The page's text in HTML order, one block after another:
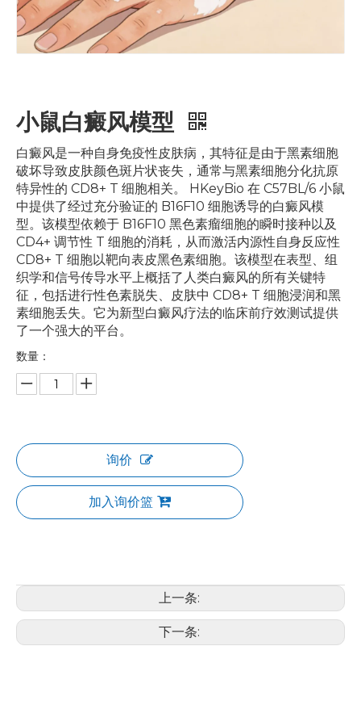
小鼠白癜风模型
白癜风是一种自身免疫性皮肤病，其特征是由于黑素细胞
破坏导致皮肤颜色斑片状丧失，通常与黑素细胞分化抗原
特异性的 CD8+ T 细胞相关。 HKeyBio 在 C57BL/6 小鼠
中提供了经过充分验证的 B16F10 细胞诱导的白癜风模
型。该模型依赖于 B16F10 黑色素瘤细胞的瞬时接种以及
CD4+ 调节性 T 细胞的消耗，从而激活内源性自身反应性
CD8+ T 细胞以靶向表皮黑色素细胞。该模型在表型、组
织学和信号传导水平上概括了人类白癜风的所有关键特
征，包括进行性色素脱失、皮肤中 CD8+ T 细胞浸润和黑
素细胞丢失。它为新型白癜风疗法的临床前疗效测试提供
了一个强大的平台。
数量：
询价
加入询价篮
上一条:
下一条: